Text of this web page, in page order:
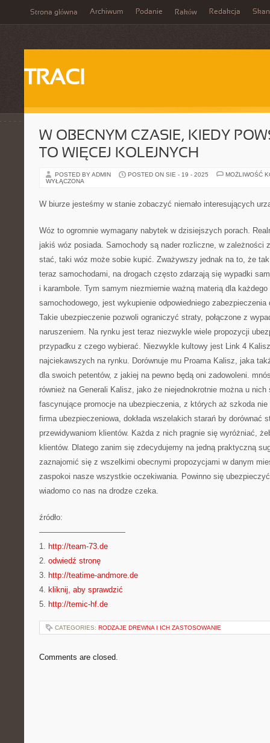
Strona główna Archiwum Podanie Raków Redakcja
TRACI
W OBECNYM CZASIE, KIEDY
TO WIĘCEJ KOLEJNYCH
POSTED BY ADMIN POSTED ON SIE - 19 - 2025
MOŻLIWOŚĆ
WYŁĄCZONA
W biurze jesteśmy w stanie zobaczyć niemało interesujących
Wóz to ogromnie wymagany nabytek w dzisiejszych porach.
jakiś wóz posiada. Samochody są nader rozliczne, w zależności
stać, taki wóz może sobie kupić. Zważywszy jednak na to, że
teraz samochodami, na drogach często zdarzają się wypadki
i karambole. Tym samym niezmiernie ważną materią dla każdego
samochodowego, jest wykupienie odpowiedniego
Takie ubezpieczenie pozwoli ograniczyć straty, połączone z
naruszeniem. Na rynku jest teraz niezwykle wiele propozycji
przypadku z czego wybierać. Niezwykle kultowy jest Link 4
najciekawszych na rynku. Dorównuje mu Proama Kalisz, jaka
dla swoich petentów, z jakiej na pewno będą oni zadowoleni.
również na Generali Kalisz, jako że niejednokrotnie można u
fascynujące promocje na ubezpieczenia, z których aż szkoda
firma ubezpieczeniowa, dokłada wszelakich starań by dorównać
przewidywaniom klientów. Każda z nich pragnie się wyróżniać,
klientów. Dlatego zanim się zdecydujemy na jedną praktyczną
zaznajomić się z wszelkimi obecnymi propozycjami w danym
zaspokoi nasze wszystkie oczekiwania. Powinno się
wiadomo co nas na drodze czeka.
źródło:
———————————
1. http://team-73.de
2. odwiedź stronę
3. http://teatime-andmore.de
4. kliknij, aby sprawdzić
5. http://temic-hf.de
CATEGORIES: RODZAJE DREWNA I ICH ZASTOSOWANIE
Comments are closed.